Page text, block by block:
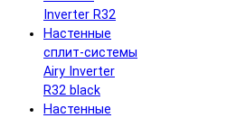
Inverter R32
Настенные
сплит-системы
Airy Inverter
R32 black
Настенные